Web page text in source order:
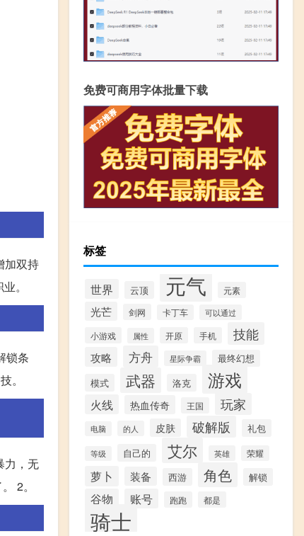
加双持
。
锁条
。
力，无
2。
免费可商用字体批量下载
标签
世界 云顶 元气 元素
光芒 剑网 卡丁车 可以通过
小游戏 属性 开原 手机 技能
攻略 方舟 星际争霸 最终幻想
模式 武器 洛克 游戏
火线 热血传奇 王国 玩家
电脑 的人 皮肤 破解版 礼包
等级 自己的 艾尔 英雄 荣耀
萝卜 装备 西游 角色 解锁
谷物 账号 跑跑 都是
骑士